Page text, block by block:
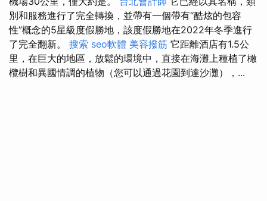
別和服務進行了完全轉換，並帶有一個帶有“酷炫的包容
性”概念的5星級度假勝地，該度假勝地在2022年冬季進行
了完全翻新。 搜索 seo軟體 美容撥筋 它距離酒店有1.5公
里，在巨大的地區，放鬆的環境中，直接在海灘上種植了橄
欖樹和異國情調的植物（您可以通過花園到達沙灘），...